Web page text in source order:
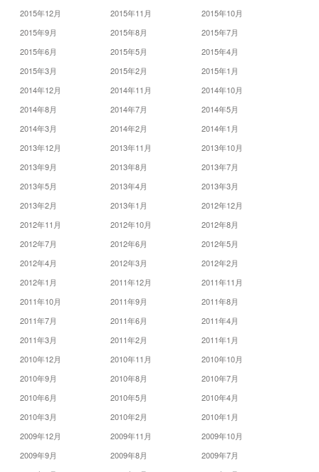
2015年12月
2015年11月
2015年10月
2015年9月
2015年8月
2015年7月
2015年6月
2015年5月
2015年4月
2015年3月
2015年2月
2015年1月
2014年12月
2014年11月
2014年10月
2014年8月
2014年7月
2014年5月
2014年3月
2014年2月
2014年1月
2013年12月
2013年11月
2013年10月
2013年9月
2013年8月
2013年7月
2013年5月
2013年4月
2013年3月
2013年2月
2013年1月
2012年12月
2012年11月
2012年10月
2012年8月
2012年7月
2012年6月
2012年5月
2012年4月
2012年3月
2012年2月
2012年1月
2011年12月
2011年11月
2011年10月
2011年9月
2011年8月
2011年7月
2011年6月
2011年4月
2011年3月
2011年2月
2011年1月
2010年12月
2010年11月
2010年10月
2010年9月
2010年8月
2010年7月
2010年6月
2010年5月
2010年4月
2010年3月
2010年2月
2010年1月
2009年12月
2009年11月
2009年10月
2009年9月
2009年8月
2009年7月